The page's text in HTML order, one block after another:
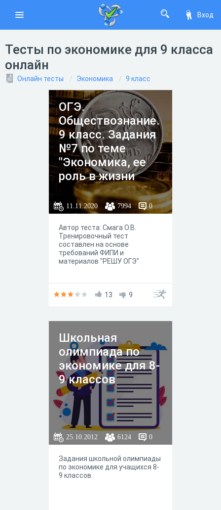
Вход
Тесты по экономике для 9 класса
онлайн
Онлайн тесты Экономика 9 класс
ОГЭ.
Обществознание.
9 класс. Задания
№7 по теме
"Экономика, ее
роль в жизни
общества"
11.11.2020 7994 0
Автор теста: Смага О.В.
Тренировочный тест
составлен на основе
требований ФИПИ и
материалов "РЕШУ ОГЭ"
13 9
Школьная
олимпиада по
экономике для 8-
9 классов
25.10.2012 6124 0
Задания школьной олимпиады
по экономике для учащихся 8-
9 классов.